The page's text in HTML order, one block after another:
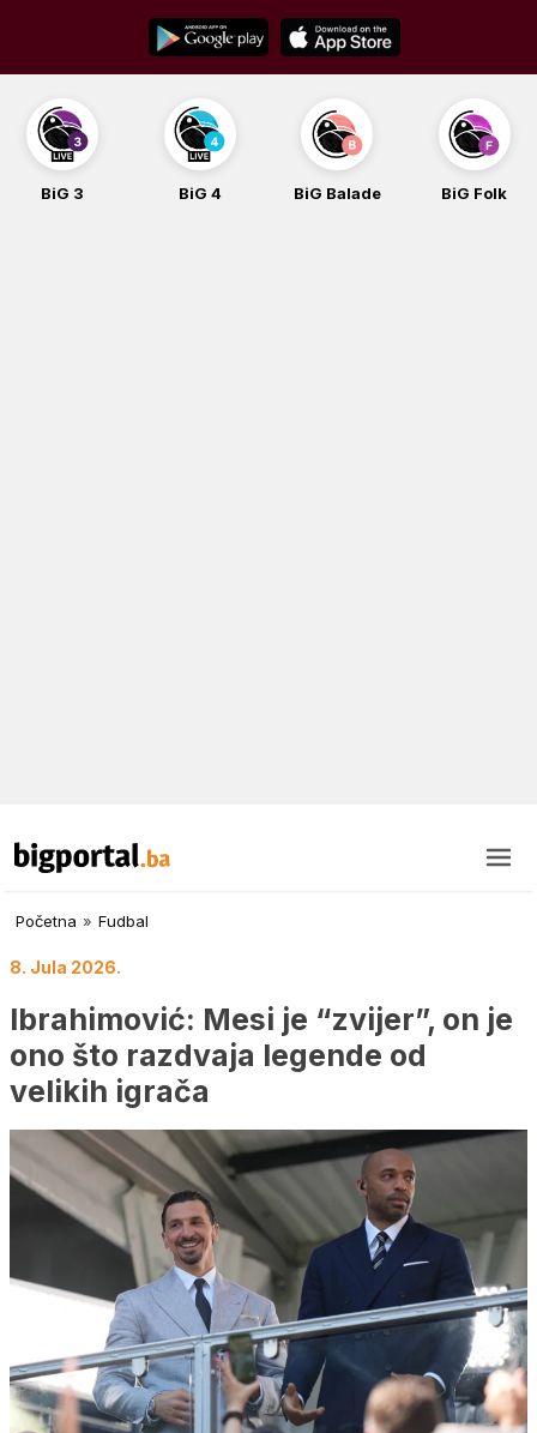
content
BiG 4 BiG Balade BiG Folk BiG iG
Početna » Fudbal
8. Jula 2026.
Ibrahimović: Mesi je “zvijer”, on je
ono što razdvaja legende od
velikih igrača